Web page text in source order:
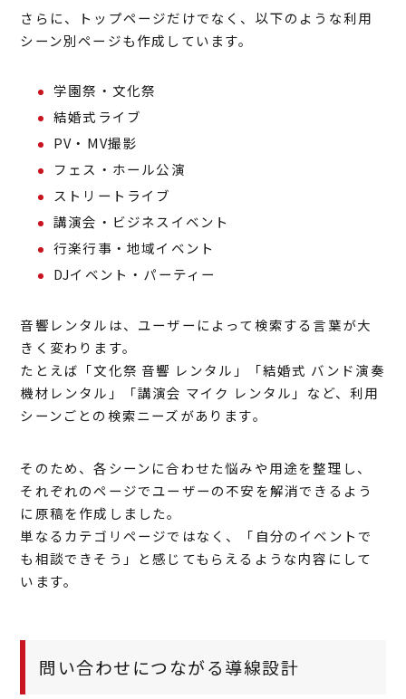
さらに、トップページだけでなく、以下のような利用
シーン別ページも作成しています。
学園祭・文化祭
結婚式ライブ
PV・MV撮影
フェス・ホール公演
ストリートライブ
講演会・ビジネスイベント
行楽行事・地域イベント
DJイベント・パーティー
音響レンタルは、ユーザーによって検索する言葉が大
きく変わります。
たとえば「文化祭 音響 レンタル」「結婚式 バンド演奏
機材レンタル」「講演会 マイク レンタル」など、利用
シーンごとの検索ニーズがあります。
そのため、各シーンに合わせた悩みや用途を整理し、
それぞれのページでユーザーの不安を解消できるよう
に原稿を作成しました。
単なるカテゴリページではなく、「自分のイベントで
も相談できそう」と感じてもらえるような内容にして
います。
問い合わせにつながる導線設計